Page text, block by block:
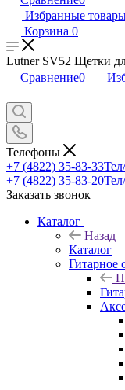
Избранные
Корзина 0
Lutner SV52 Щетки
Сравнение0
Телефоны
+7 (4822) 35-83-33
+7 (4822) 35-83-20
Заказать звонок
Каталог
Назад
Каталог
Гитарное